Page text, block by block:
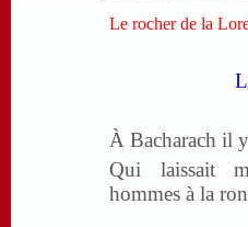
Le rocher
La
À Bacharach il
Qui laissait
hommes à la